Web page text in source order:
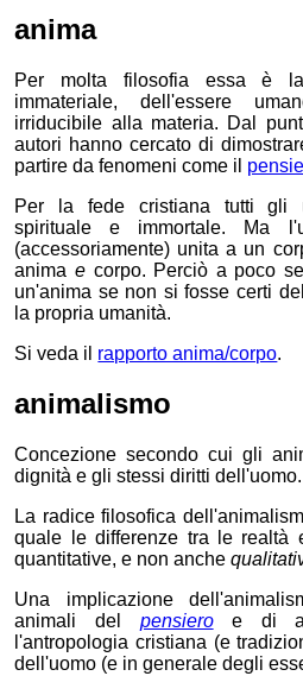
anima
Per molta filosofia essa è la
immateriale, dell'essere
irriducibile alla materia. Dal
autori hanno cercato di
partire da fenomeni come il
Per la fede cristiana tutti gli
spirituale e immortale. Ma
(accessoriamente) unita a un
anima ecorpo. Perciò a poco
un'anima se non si fosse certi
la propria umanità.
Si veda il rapporto anima/corpo.
animalismo
Concezione secondo cui gli
dignità e gli stessi diritti dell'uomo.
La radice filosofica
quale le differenze tra le realtà
quantitative, e non anche
Una implicazione
animali del pensieroe di
l'antropologia cristiana (e
dell'uomo (e in generale degli